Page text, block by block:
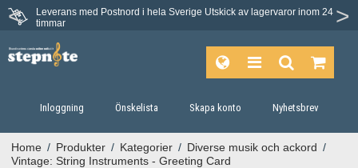
Leverans med Postnord i hela Sverige Utskick av lagervaror inom 24
timmar
Inloggning Önskelista Skapa konto Nyhetsbrev
Home / Produkter / Kategorier / Diverse musik och ackord /
Vintage: String Instruments - Greeting Card